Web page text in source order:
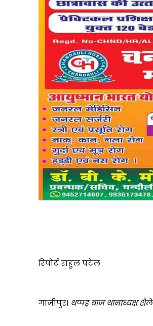
रिपोर्ट राहुल पटेल
गाजीपुर। थप्पड़ बाज थानाध्यक्ष